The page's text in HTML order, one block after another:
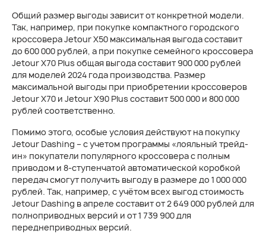
Общий размер выгоды зависит от конкретной модели.
Так, например, при покупке компактного городского
кроссовера Jetour X50 максимальная выгода составит
до 600 000 рублей, а при покупке семейного кроссовера
Jetour X70 Plus общая выгода составит 900 000 рублей
для моделей 2024 года производства. Размер
максимальной выгоды при приобретении кроссоверов
Jetour X70 и Jetour X90 Plus составит 500 000 и 800 000
рублей соответственно.
Помимо этого, особые условия действуют на покупку
Jetour Dashing – с учетом программы «лояльный трейд-
ин» покупатели популярного кроссовера с полным
приводом и 8-ступенчатой автоматической коробкой
передач смогут получить выгоду в размере до 1 000 000
рублей. Так, например, с учётом всех выгод стоимость
Jetour Dashing в апреле составит от 2 649 000 рублей для
полноприводных версий и от 1 739 900 для
переднеприводных версий.